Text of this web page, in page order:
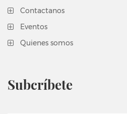
Contactanos
Eventos
Quienes somos
Subcríbete